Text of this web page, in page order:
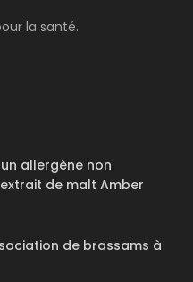
la santé.
allergène non
de malt Amber
de brassams à